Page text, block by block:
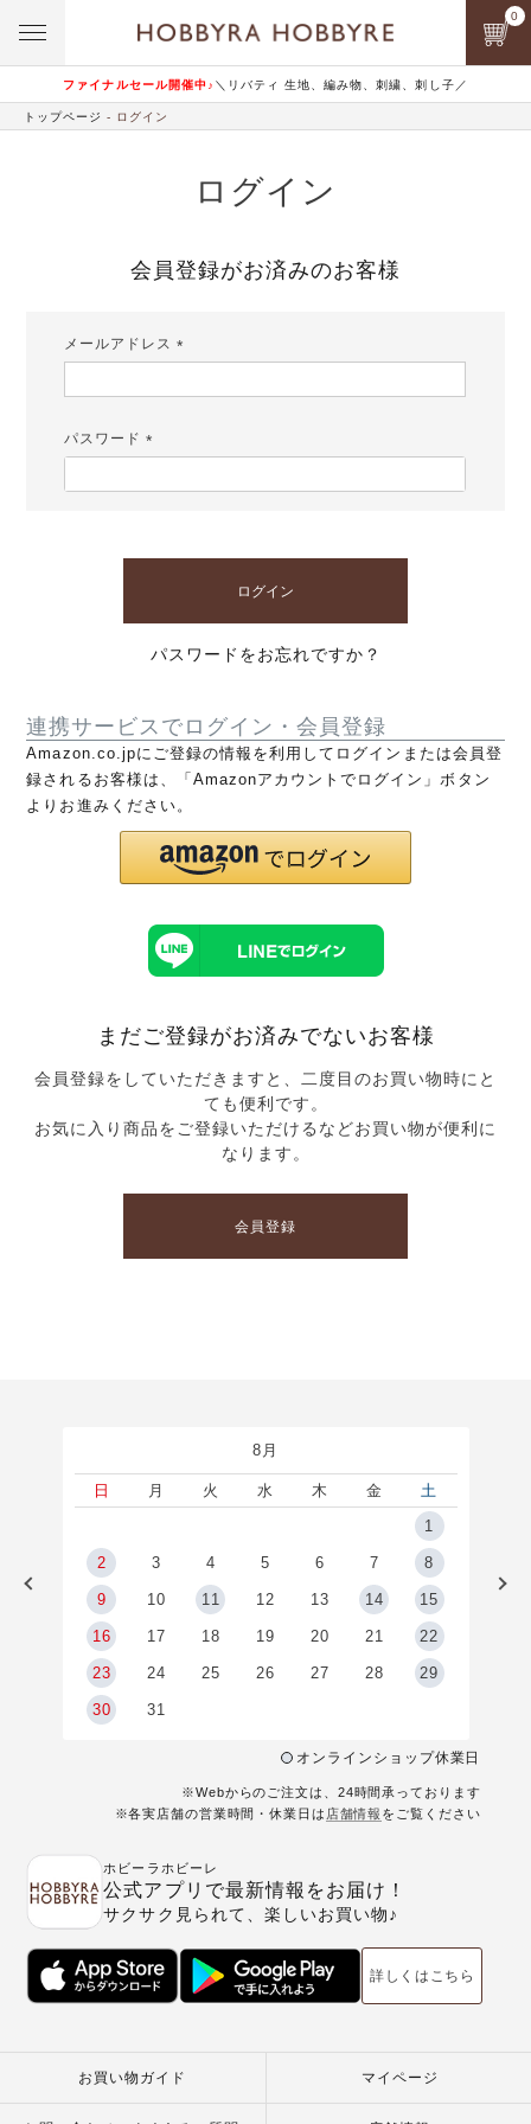
ファイナルセール開催中♪ ＼リバティ 生地、編み物、刺繍、刺し子／
0
トップページ ログイン
ログイン
会員登録がお済みのお客様
メールアドレス
パスワード
ログイン
パスワードをお忘れですか？
連携サービスでログイン・会員登録
Amazon.co.jpにご登録の情報を利用してログインまたは会員登
録されるお客様は、「Amazonアカウントでログイン」ボタン
よりお進みください。
まだご登録がお済みでないお客様
会員登録をしていただきますと、二度目のお買い物時にと
ても便利です。
お気に入り商品をご登録いただけるなどお買い物が便利に
なります。
会員登録
8月
日 月 火 水 木 金
土
1
2 3 4 5 6 7 8
9 10 11 12 13 14 15
16 17 18 19 20 21 22
23 24 25 26 27 28 29
30 31
オンラインショップ休業日
※Webからのご注文は、24時間承っております
※各実店舗の営業時間・休業日は 店舗情報 をご覧ください
ホビーラホビーレ
公式アプリで最新情報をお届け！
サクサク見られて、楽しいお買い物♪
詳しくはこちら
お買い物ガイド マイページ